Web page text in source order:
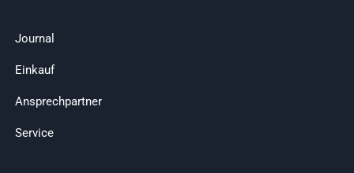
Journal
Einkauf
Ansprechpartner
Service